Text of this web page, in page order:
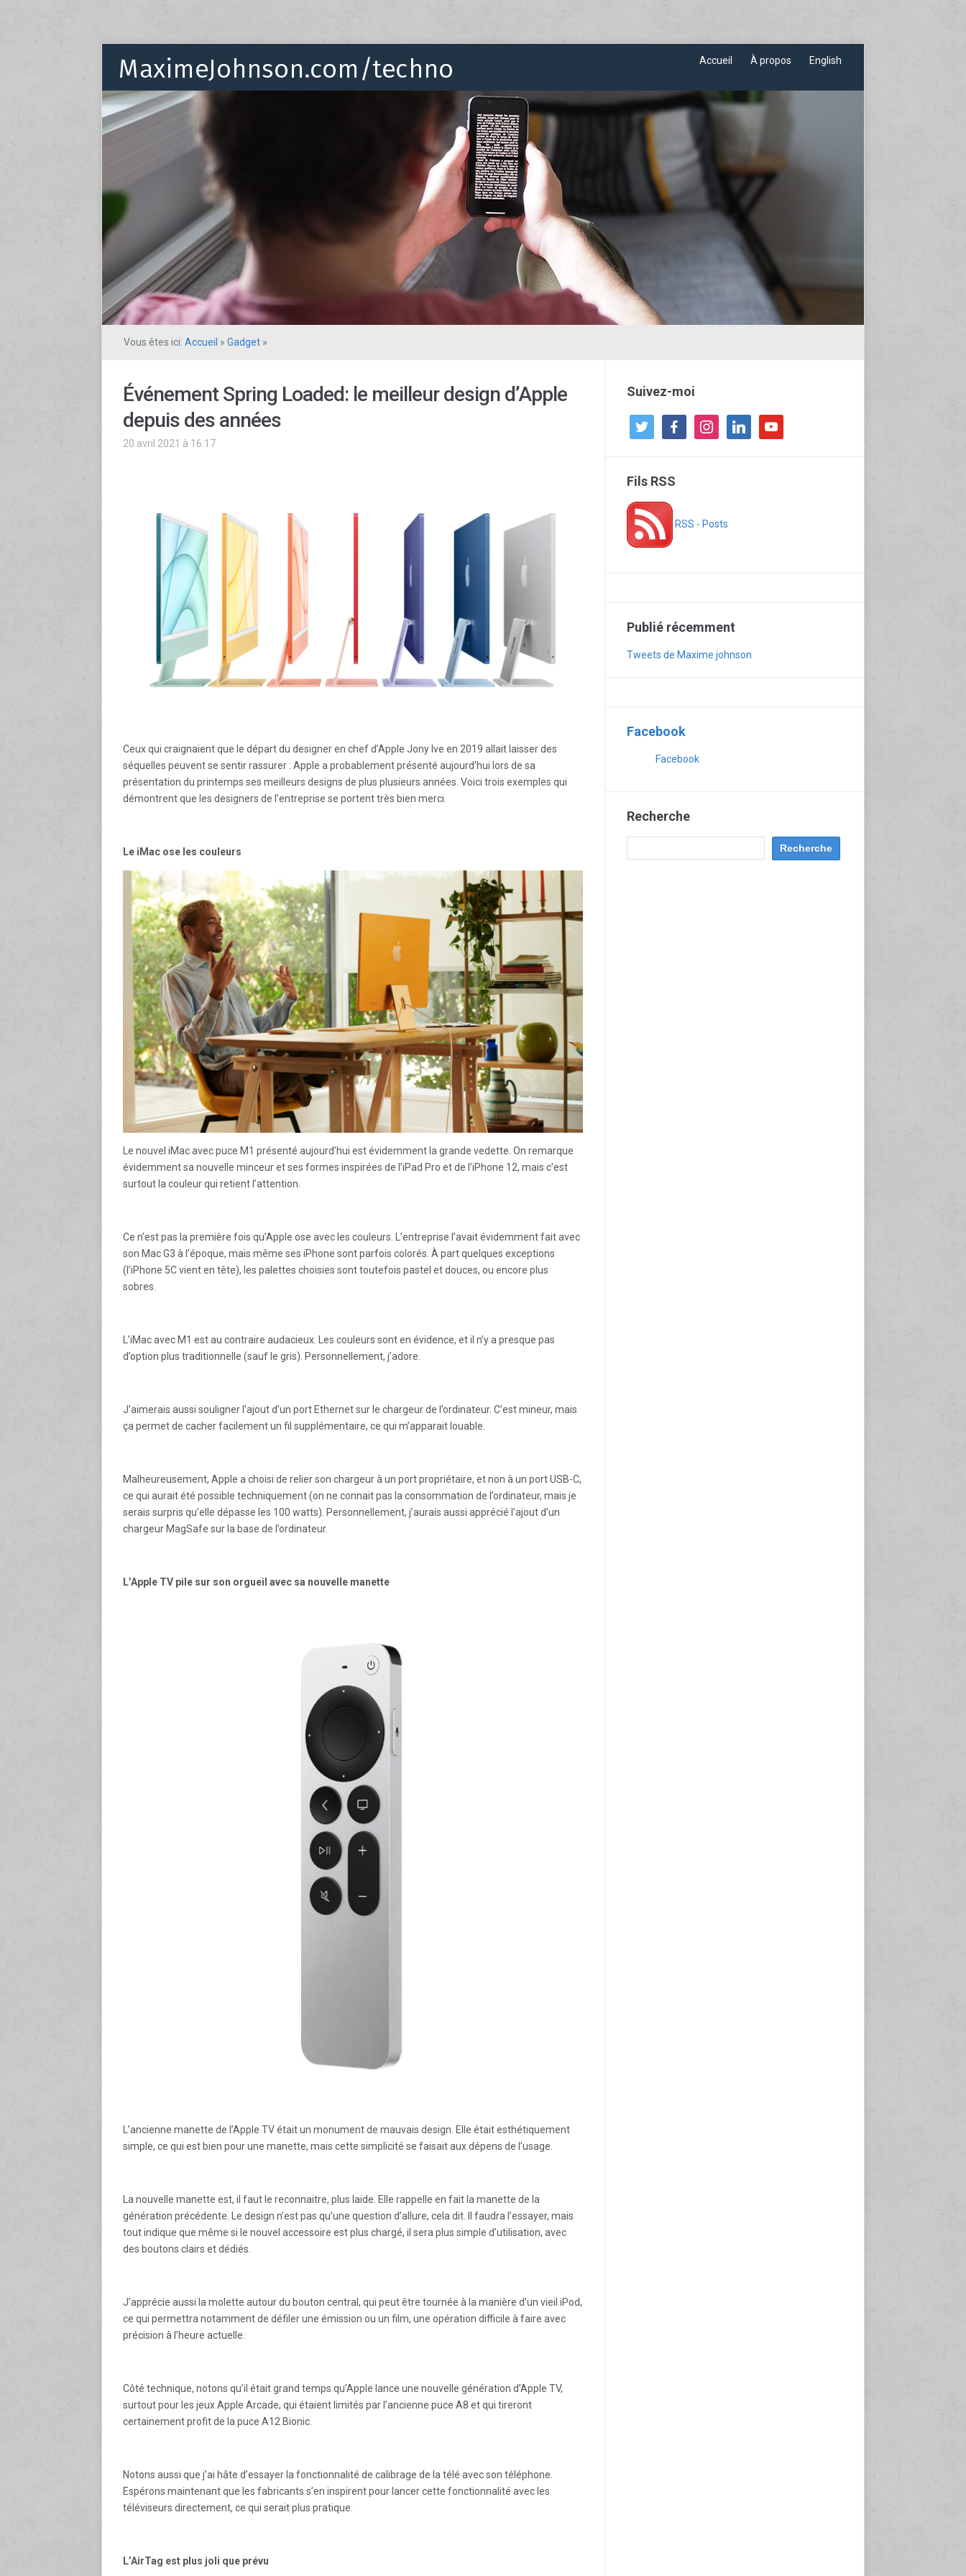
Accueil À propos English
Vous êtes ici: Accueil » Gadget »
Événement Spring Loaded: le meilleur design d’Apple
depuis des années
20 avril 2021 à 16:17
Ceux qui craignaient que le départ du designer en chef d’Apple Jony Ive en 2019 allait laisser des
séquelles peuvent se sentir rassurer : Apple a probablement présenté aujourd’hui lors de sa
présentation du printemps ses meilleurs designs de plus plusieurs années. Voici trois exemples qui
démontrent que les designers de l’entreprise se portent très bien merci.
Le iMac ose les couleurs
Le nouvel iMac avec puce M1 présenté aujourd’hui est évidemment la grande vedette. On remarque
évidemment sa nouvelle minceur et ses formes inspirées de l’iPad Pro et de l’iPhone 12, mais c’est
surtout la couleur qui retient l’attention.
Ce n’est pas la première fois qu’Apple ose avec les couleurs. L’entreprise l’avait évidemment fait avec
son Mac G3 à l’époque, mais même ses iPhone sont parfois colorés. À part quelques exceptions
(l’iPhone 5C vient en tête), les palettes choisies sont toutefois pastel et douces, ou encore plus
sobres.
L’iMac avec M1 est au contraire audacieux. Les couleurs sont en évidence, et il n’y a presque pas
d’option plus traditionnelle (sauf le gris). Personnellement, j’adore.
J’aimerais aussi souligner l’ajout d’un port Ethernet sur le chargeur de l’ordinateur. C’est mineur, mais
ça permet de cacher facilement un fil supplémentaire, ce qui m’apparait louable.
Malheureusement, Apple a choisi de relier son chargeur à un port propriétaire, et non à un port USB-C,
ce qui aurait été possible techniquement (on ne connait pas la consommation de l’ordinateur, mais je
serais surpris qu’elle dépasse les 100 watts). Personnellement, j’aurais aussi apprécié l’ajout d’un
chargeur MagSafe sur la base de l’ordinateur.
L’Apple TV pile sur son orgueil avec sa nouvelle manette
L’ancienne manette de l’Apple TV était un monument de mauvais design. Elle était esthétiquement
simple, ce qui est bien pour une manette, mais cette simplicité se faisait aux dépens de l’usage.
La nouvelle manette est, il faut le reconnaitre, plus laide. Elle rappelle en fait la manette de la
génération précédente. Le design n’est pas qu’une question d’allure, cela dit. Il faudra l’essayer, mais
tout indique que même si le nouvel accessoire est plus chargé, il sera plus simple d’utilisation, avec
des boutons clairs et dédiés.
J’apprécie aussi la molette autour du bouton central, qui peut être tournée à la manière d’un vieil iPod,
ce qui permettra notamment de défiler une émission ou un film, une opération difficile à faire avec
précision à l’heure actuelle.
Côté technique, notons qu’il était grand temps qu’Apple lance une nouvelle génération d’Apple TV,
surtout pour les jeux Apple Arcade, qui étaient limités par l’ancienne puce A8 et qui tireront
certainement profit de la puce A12 Bionic.
Notons aussi que j’ai hâte d’essayer la fonctionnalité de calibrage de la télé avec son téléphone.
Espérons maintenant que les fabricants s’en inspirent pour lancer cette fonctionnalité avec les
téléviseurs directement, ce qui serait plus pratique.
L’AirTag est plus joli que prévu
Suivez-moi
twitter facebookinstagramlinkedin youtube
Fils RSS
RSS - Posts
Publié récemment
Tweets de Maxime johnson
Facebook
Facebook
Recherche